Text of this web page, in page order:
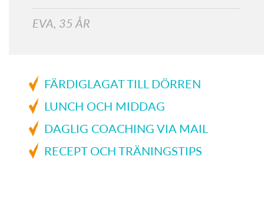
EVA, 35 ÅR
FÄRDIGLAGAT TILL DÖRREN
LUNCH OCH MIDDAG
DAGLIG COACHING VIA MAIL
RECEPT OCH TRÄNINGSTIPS